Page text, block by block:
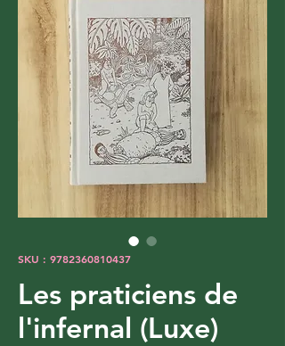
SKU : 9782360810437
Les praticiens de
l'infernal (Luxe)